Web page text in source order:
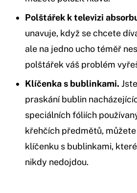
Polštářek k televizi
unavuje, když se chcete
ale na jedno ucho téměř
polštářek váš problém
Klíčenka s bublinkami.
praskání bublin
speciálních fóliích
křehčích předmětů,
klíčenku s bublinkami,
nikdy nedojdou.